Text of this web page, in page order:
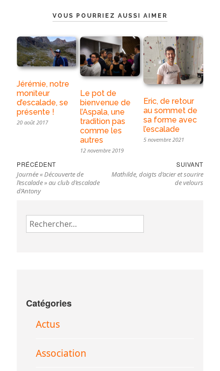
VOUS POURRIEZ AUSSI AIMER
Jérémie, notre
moniteur
d’escalade, se
présente !
20 août 2017
Le pot de
bienvenue de
l’Aspala, une
tradition pas
comme les
autres
12 novembre 2019
Eric, de retour
au sommet de
sa forme avec
l’escalade
5 novembre 2021
Navigation
de
l’article
PRÉCÉDENTPrevious
post:
Journée « Découverte de
l’escalade » au club d’escalade
d’Antony
SUIVANT
Mathilde, doigts d’acier et sourire
de velours
Rechercher :
Catégories
Actus
Association